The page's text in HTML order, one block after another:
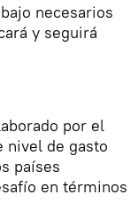
necesarios
y seguirá
por el
nivel de gasto
países
en términos